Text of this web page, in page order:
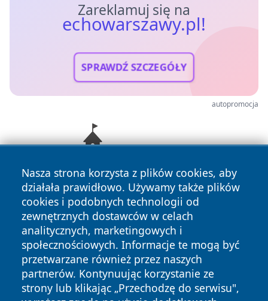
Zareklamuj się na
echowarszawy.pl!
SPRAWDŹ SZCZEGÓŁY
autopromocja
Nasza strona korzysta z plików cookies, aby
działała prawidłowo. Używamy także plików
cookies i podobnych technologii od
zewnętrznych dostawców w celach
analitycznych, marketingowych i
społecznościowych. Informacje te mogą być
przetwarzane również przez naszych
partnerów. Kontynuując korzystanie ze
strony lub klikając „Przechodzę do serwisu",
Copyright © 2026 echowarszawy.pl Wszystkie prawa
zastrzeżone.